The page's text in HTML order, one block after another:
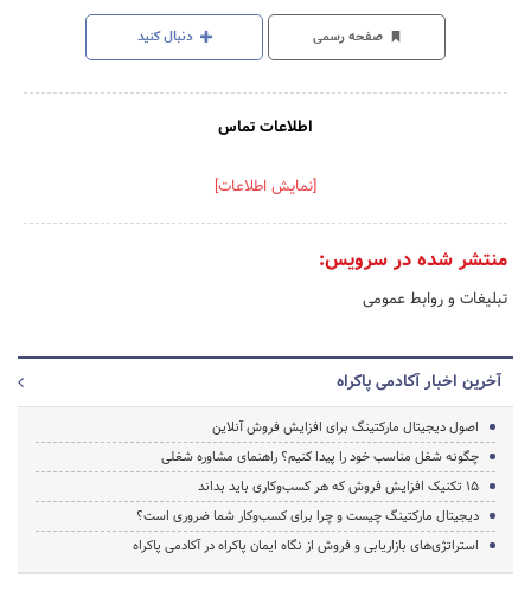
صفحه رسمی دنبال کنید
اطلاعات تماس
[نمایش اطلاعات]
منتشر شده در سرویس:
تبلیغات و روابط عمومی
آخرین اخبار آکادمی پاکراه
اصول دیجیتال مارکتینگ برای افزایش فروش آنلاین
چگونه شغل مناسب خود را پیدا کنیم؟ راهنمای مشاوره شغلی
15 تکنیک افزایش فروش که هر کسب‌وکاری باید بداند
دیجیتال مارکتینگ چیست و چرا برای کسب‌وکار شما ضروری است؟
استراتژی‌های بازاریابی و فروش از نگاه ایمان پاکراه در آکادمی پاکراه